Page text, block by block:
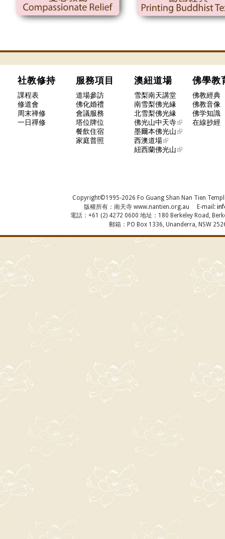
社教修持 服務項目 澳紐道場 佛學
課程表 道場參訪 雪梨南天講堂
佛教經典
修道會
佛化婚禮 南雪梨佛光緣
佛教音像
周末禅修
會議服務 北雪梨佛光緣
佛学知識
一日禪修
塔位牌位 佛光山中天寺
在線抄經
餐飲住宿
墨爾本佛光山
家庭普照
西澳道場
紐西蘭佛光山
Copyright©1995-2026 Fo Guang Shan Nan Tien
版權所有：南天寺 www.nantien.org.au E-mail:
電話：+61 (2) 4272 0600 地址：180 Berkeley Road,
郵箱：PO Box 1336, Unanderra, NSW